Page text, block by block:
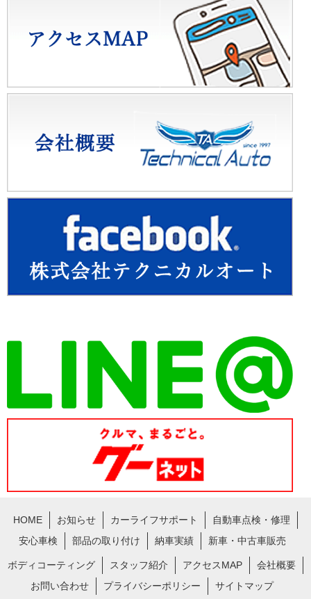
HOME お知らせ カーライフサポート
自動車点検・修理
安心車検
部品の取り付け 納車実績 新車・中古車販売
ボディコーティング スタッフ紹介 アクセスMAP
会社概要
お問い合わせ
プライバシーポリシー サイトマップ